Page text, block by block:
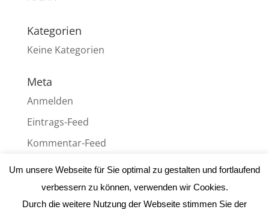
Kategorien
Keine Kategorien
Meta
Anmelden
Eintrags-Feed
Kommentar-Feed
WordPress.org
Um unsere Webseite für Sie optimal zu gestalten und fortlaufend
verbessern zu können, verwenden wir Cookies.
Durch die weitere Nutzung der Webseite stimmen Sie der